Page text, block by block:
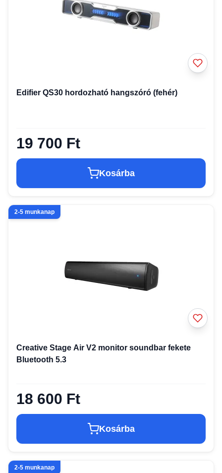
Edifier QS30 hordozható hangszóró (fehér)
19 700 Ft
Kosárba
2-5 munkanap
Creative Stage Air V2 monitor soundbar fekete
Bluetooth 5.3
18 600 Ft
Kosárba
2-5 munkanap